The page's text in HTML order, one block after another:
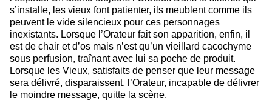
s’installe, les vieux font patienter, ils meublent comme ils
peuvent le vide silencieux pour ces personnages
inexistants. Lorsque l’Orateur fait son apparition, enfin, il
est de chair et d’os mais n’est qu’un vieillard cacochyme
sous perfusion, traînant avec lui sa poche de produit.
Lorsque les Vieux, satisfaits de penser que leur message
sera délivré, disparaissent, l’Orateur, incapable de délivrer
le moindre message, quitte la scène.